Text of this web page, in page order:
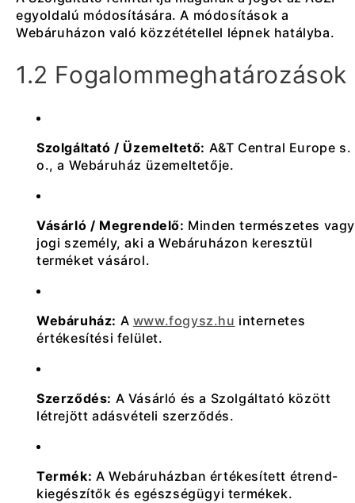
egyoldalú módosítására. A módosítások a
Webáruházon való közzététellel lépnek hatályba.
1.2 Fogalommeghatározások
Szolgáltató / Üzemeltető: A&T Central Europe s.
o., a Webáruház üzemeltetője.
Vásárló / Megrendelő: Minden természetes vagy
jogi személy, aki a Webáruházon keresztül
terméket vásárol.
Webáruház: A www.fogysz.hu internetes
értékesítési felület.
Szerződés: A Vásárló és a Szolgáltató között
létrejött adásvételi szerződés.
Termék: A Webáruházban értékesített étrend-
kiegészítők és egészségügyi termékek.